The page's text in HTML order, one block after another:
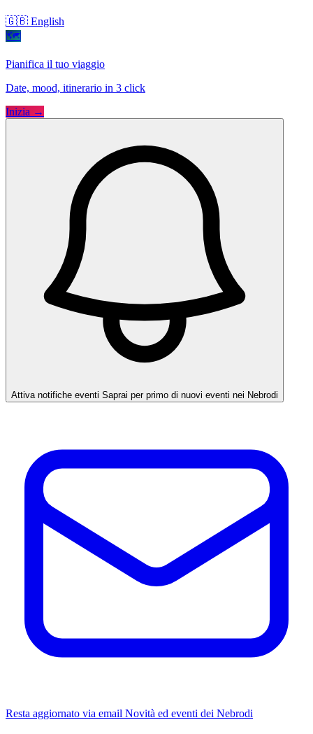
🇬🇧 English
🗺
Pianifica il tuo viaggio
Date, mood, itinerario in 3 click
Inizia →
Attiva notifiche eventi Saprai per primo di nuovi eventi nei Nebrodi
Resta aggiornato via email Novità ed eventi dei Nebrodi